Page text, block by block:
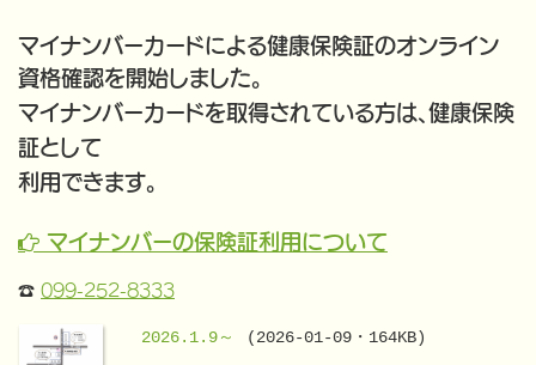
マイナンバーカードによる健康保険証のオンライン
資格確認を開始しました。
マイナンバーカードを取得されている方は、健康保険
証として
利用できます。
 マイナンバーの保険証利用について
☎ 099-252-8333
2026.1.9～ (2026-01-09・164KB)